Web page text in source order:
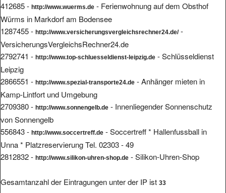
412685 - http://www.wuerms.de - Ferienwohnung auf dem Obsthof
Würms in Markdorf am Bodensee
1287455 - http://www.versicherungsvergleichsrechner24.de/-
VersicherungsVergleichsRechner24.de
2792741 - http://www.top-schluesseldienst-leipzig.de - Schlüsseldienst
Leipzig
2866551 - http://www.spezial-transporte24.de - Anhänger mieten in
Kamp-Lintfort und Umgebung
2709380 - http://www.sonnengelb.de - Innenliegender Sonnenschutz
von Sonnengelb
556843 - http://www.soccertreff.de - Soccertreff * Hallenfussball in
Unna * Platzreservierung Tel. 02303 - 49
2812832 - http://www.silikon-uhren-shop.de - Silikon-Uhren-Shop
Gesamtanzahl der Eintragungen unter der IP ist 33